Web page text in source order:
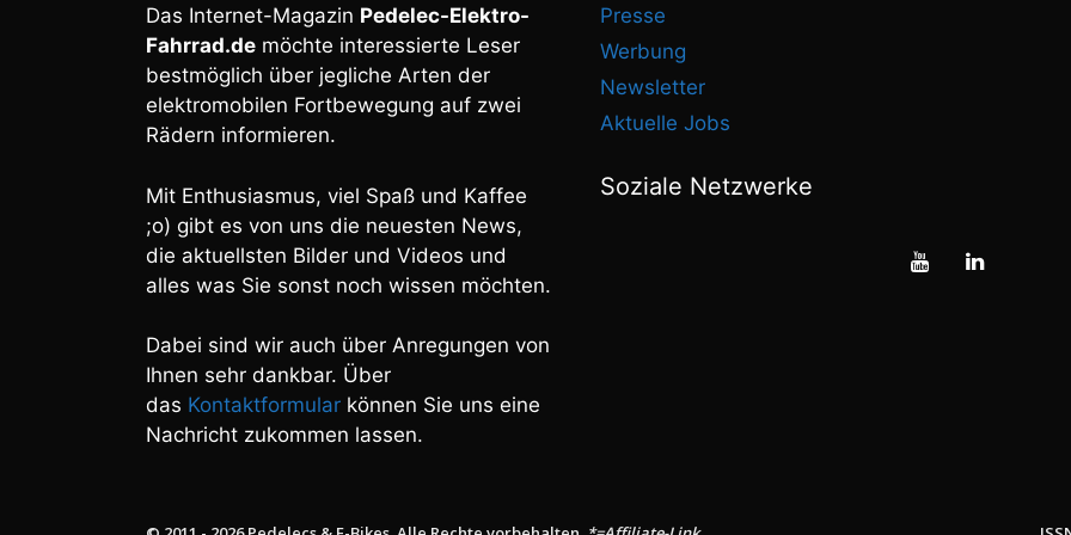
Das Internet-Magazin Pedelec-Elektro-
Fahrrad.de möchte interessierte Leser
bestmöglich über jegliche Arten der
elektromobilen Fortbewegung auf zwei
Rädern informieren.
Mit Enthusiasmus, viel Spaß und Kaffee
;o) gibt es von uns die neuesten News,
die aktuellsten Bilder und Videos und
alles was Sie sonst noch wissen möchten.
Dabei sind wir auch über Anregungen von
Ihnen sehr dankbar. Über
das Kontaktformular können Sie uns eine
Nachricht zukommen lassen.
Presse
Werbung
Newsletter
Aktuelle Jobs
Soziale Netzwerke